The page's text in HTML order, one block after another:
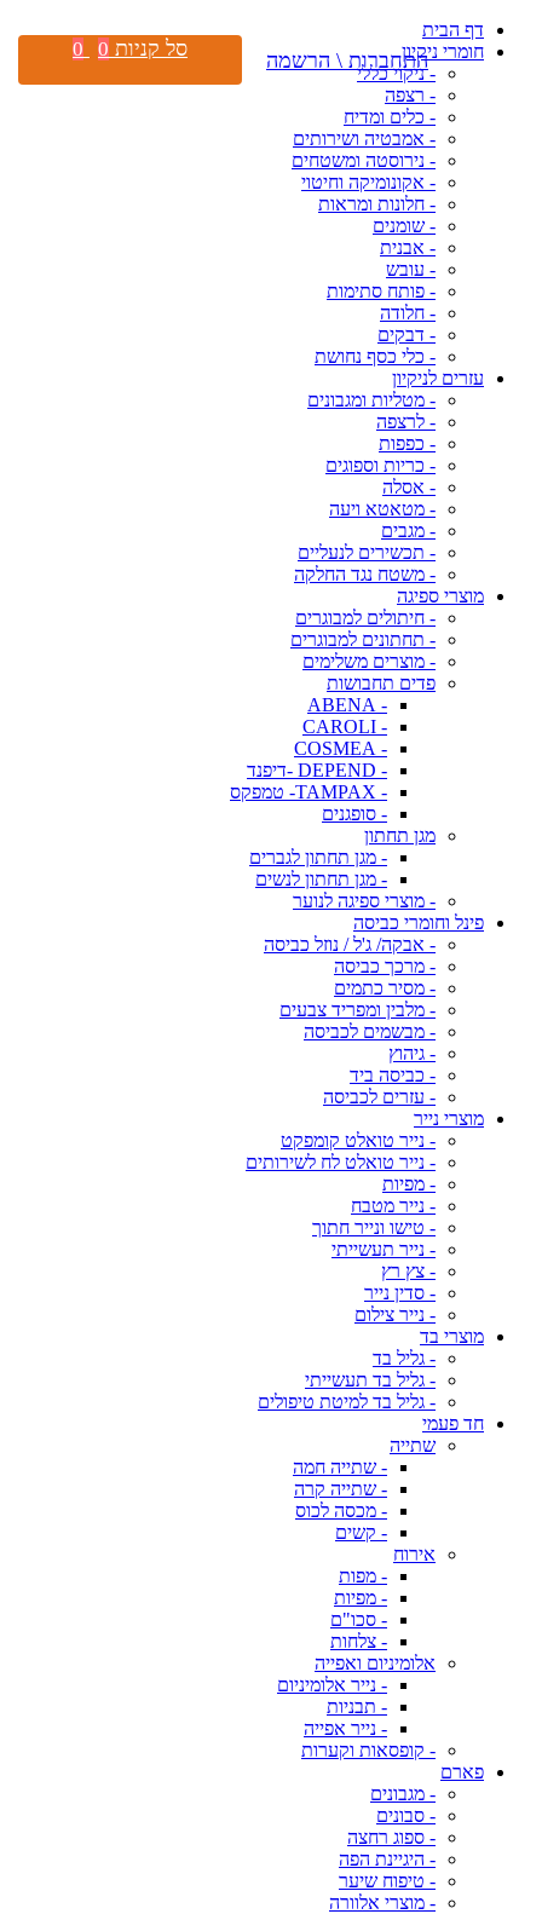
דף הבית
חומרי ניקיון
- ניקוי כללי
- רצפה
- כלים ומדיח
- אמבטיה ושירותים
- נירוסטה ומשטחים
- אקונומיקה וחיטוי
- חלונות ומראות
- שומנים
- אבנית
- עובש
- פותח סתימות
- חלודה
- דבקים
- כלי כסף נחושת
עזרים לניקיון
- מטליות ומגבונים
- לרצפה
- כפפות
- כריות וספוגים
- אסלה
- מטאטא ויעה
- מגבים
- תכשירים לנעליים
- משטח נגד החלקה
מוצרי ספיגה
- חיתולים למבוגרים
- תחתונים למבוגרים
- מוצרים משלימים
פדים תחבושות
- ABENA
- CAROLI
- COSMEA
- DEPEND -דיפנד
- TAMPAX- טמפקס
- סופגנים
מגן תחתון
- מגן תחתון לגברים
- מגן תחתון לנשים
- מוצרי ספיגה לנוער
פינל וחומרי כביסה
- אבקה/ ג'ל / נוזל כביסה
- מרכך כביסה
- מסיר כתמים
- מלבין ומפריד צבעים
- מבשמים לכביסה
- גיהוץ
- כביסה ביד
- עזרים לכביסה
מוצרי נייר
- נייר טואלט קומפקט
- נייר טואלט לח לשירותים
- מפיות
- נייר מטבח
- טישו ונייר חתוך
- נייר תעשייתי
- צץ רץ
- סדין נייר
- נייר צילום
מוצרי בד
- גליל בד
- גליל בד תעשייתי
- גליל בד למיטת טיפולים
חד פעמי
שתייה
- שתייה חמה
- שתייה קרה
- מכסה לכוס
- קשים
אירוח
- מפות
- מפיות
- סכו"ם
- צלחות
אלומיניום ואפייה
- נייר אלומיניום
- תבניות
- נייר אפייה
- קופסאות וקערות
פארם
- מגבונים
- סבונים
- ספוג רחצה
- היגיינת הפה
- טיפוח שיער
- מוצרי אלוורה
התחברות \ הרשמה סל קניות 0
0